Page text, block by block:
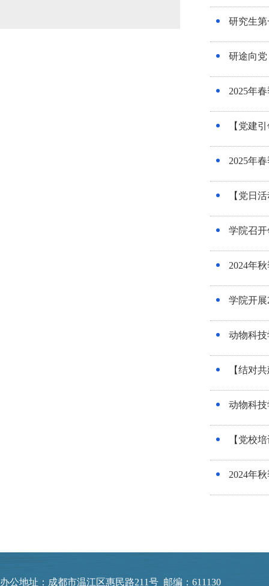
研究生
研途向
2025年
【党建
2025年
【党日
学院召
2024年
学院开
动物科
【结对
动物科
【党校
2024年
办公地址：成都市温江区惠民路211号 邮编：611130